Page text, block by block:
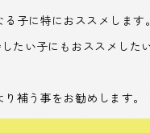
子に特におススメします。
たい子にもおススメした
補う事をお勧めします。